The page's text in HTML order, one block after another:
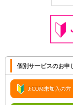
個別サービスのお申
J:COM未加入の方